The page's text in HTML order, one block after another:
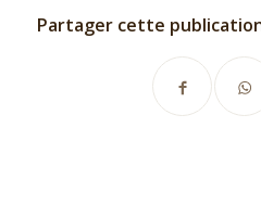
Partager cette